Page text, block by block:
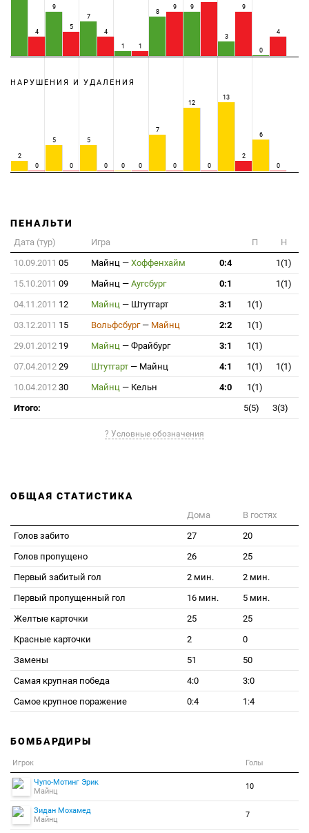
4
9
5
7
4
1 1
8
9 9
3
9
0
4
НАРУШЕНИЯ И УДАЛЕНИЯ
2
0
5
0
5
0 0 0
7
0
12
0
13
2
6
0
ПЕНАЛЬТИ
Дата (тур) Игра П
Н
10.09.2011 05 Майнц — Хоффенхайм 0:4
1(1)
15.10.2011 09 Майнц — Аугсбург 0:1
1(1)
04.11.2011 12 Майнц — Штутгарт 3:1
1(1)
03.12.2011 15 Вольфсбург — Майнц 2:2
1(1)
29.01.2012 19 Майнц — Фрайбург 3:1
1(1)
07.04.2012 29 Штутгарт — Майнц 4:1 1(1)
1(1)
10.04.2012 30 Майнц — Кельн 4:0
1(1)
Итого:
5(5) 3(3)
? Условные обозначения
ОБЩАЯ СТАТИСТИКА
Дома
В гостях
Голов забито
27
20
Голов пропущено
26
25
Первый забитый гол
2 мин.
2 мин.
Первый пропущенный гол
16 мин.
5 мин.
Желтые карточки
25
25
Красные карточки
2
0
Замены
51
50
Самая крупная победа
4:0
3:0
Самое крупное поражение
0:4 1:4
БОМБАРДИРЫ
Игрок Голы
Чупо-Мотинг Эрик
Майнц
10
Зидан Мохамед
Майнц
7